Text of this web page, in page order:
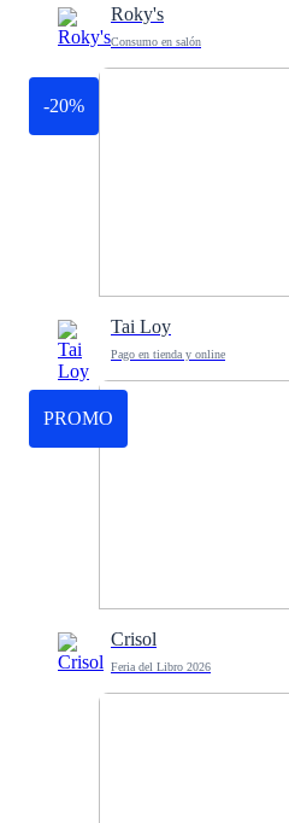
Roky's
Consumo en salón
-20%
Tai Loy
Pago en tienda y online
PROMO
Crisol
Feria del Libro 2026